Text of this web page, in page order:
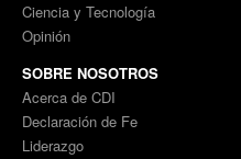
Ciencia y Tecnología
Opinión
SOBRE NOSOTROS
Acerca de CDI
Declaración de Fe
Liderazgo